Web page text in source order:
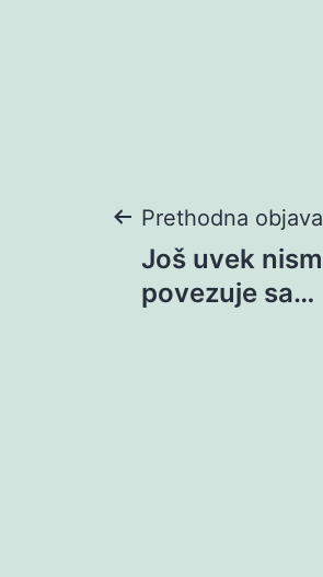
objava
Prethodna objava
Još uvek
povezuje sa…